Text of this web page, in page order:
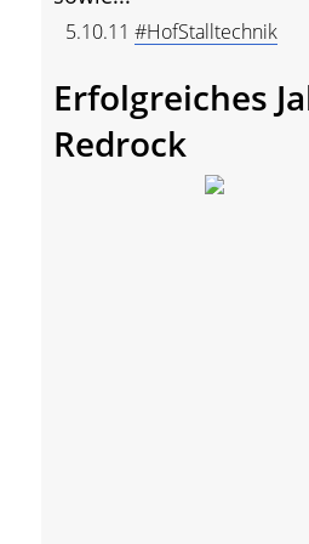
5.10.11 #HofStalltechnik
Erfolgreiches
Redrock